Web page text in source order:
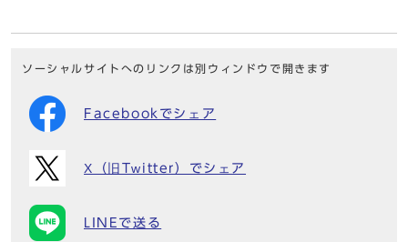
ソーシャルサイトへのリンクは別ウィンドウで開きます
Facebookでシェア
X（旧Twitter）でシェア
LINEで送る